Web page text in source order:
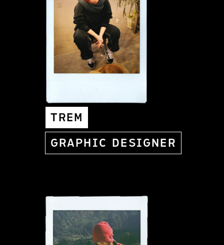
TREM
GRAPHIC DESIGNER